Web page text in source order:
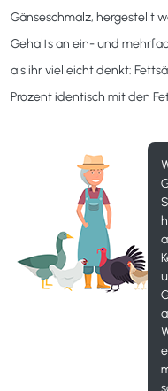
Gänseschmalz, hergestellt
Gehalts an ein- und
als ihr vielleicht denkt:
Prozent identisch mit den